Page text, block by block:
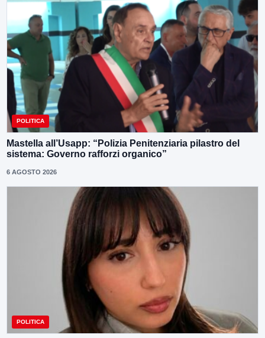
POLITICA
Mastella all’Usapp: “Polizia Penitenziaria pilastro del
sistema: Governo rafforzi organico”
6 AGOSTO 2026
POLITICA